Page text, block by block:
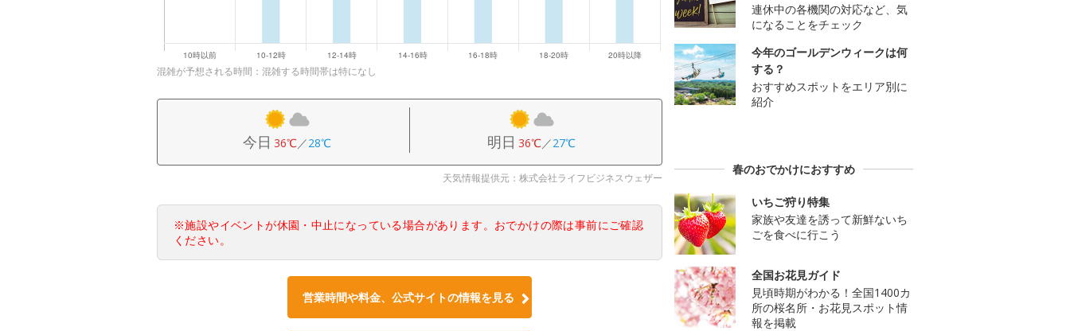
混雑が予想される時間：混雑する時間帯は特になし
今日 36℃／28℃ 明日 36℃／27℃
天気情報提供元：株式会社ライフビジネスウェザー
※施設やイベントが休園・中止になっている場合があります。おでかけの際は事前にご確認
ください。
営業時間や料金、公式サイトの情報を見る
連休中の各機関の対応など、気
になることをチェック
今年のゴールデンウィークは何
する？
おすすめスポットをエリア別に
紹介
春のおでかけにおすすめ
いちご狩り特集
家族や友達を誘って新鮮ないち
ごを食べに行こう
全国お花見ガイド
見頃時期がわかる！全国1400カ
所の桜名所・お花見スポット情
報を掲載